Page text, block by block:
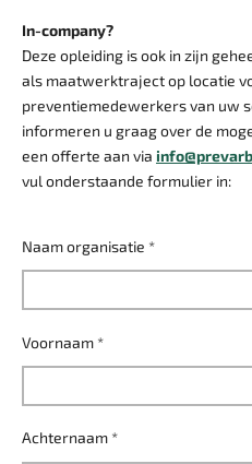
In-company?
Deze opleiding is ook in zijn
als maatwerktraject op locatie
preventiemedewerkers van uw
informeren u graag over de
een offerte aan via
vul onderstaande formulier in:
Naam organisatie *
Voornaam *
Achternaam *